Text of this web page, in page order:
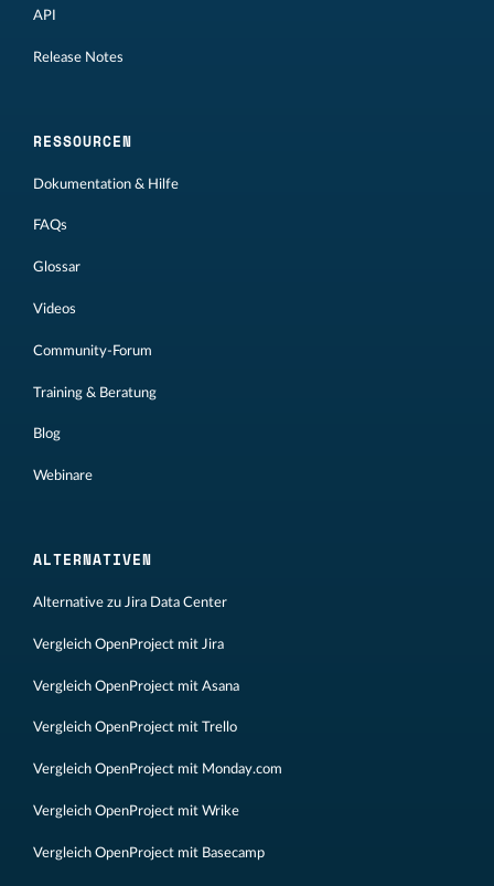
API
Release Notes
RESSOURCEN
Dokumentation & Hilfe
FAQs
Glossar
Videos
Community-Forum
Training & Beratung
Blog
Webinare
ALTERNATIVEN
Alternative zu Jira Data Center
Vergleich OpenProject mit Jira
Vergleich OpenProject mit Asana
Vergleich OpenProject mit Trello
Vergleich OpenProject mit Monday.com
Vergleich OpenProject mit Wrike
Vergleich OpenProject mit Basecamp